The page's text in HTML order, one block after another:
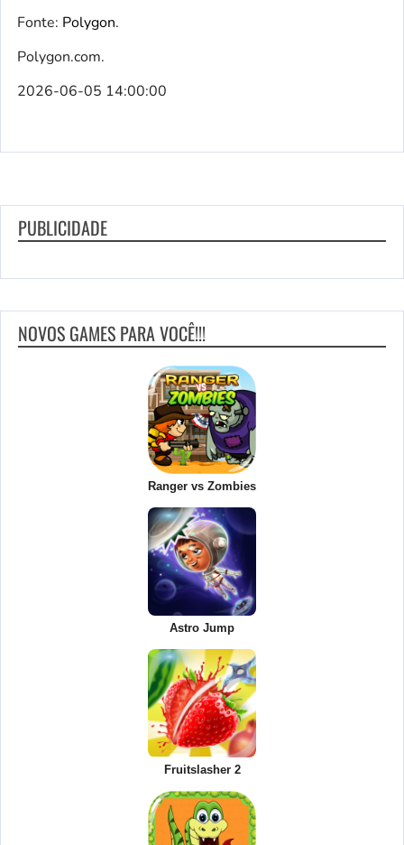
Fonte: Polygon.
Polygon.com.
2026-06-05 14:00:00
PUBLICIDADE
NOVOS GAMES PARA VOCÊ!!!
Ranger vs Zombies
Astro Jump
Fruitslasher 2